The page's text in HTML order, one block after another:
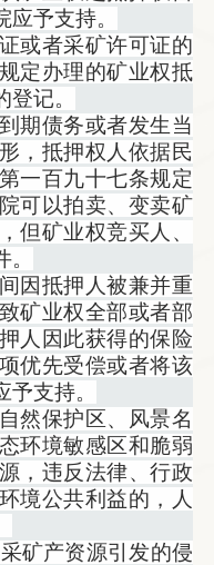
予支持。
者采矿许可证的
定办理的矿业权抵
记。
债务或者发生当
，抵押权人依据民
一百九十七条规定
可以拍卖、变卖矿
但矿业权竞买人、
抵押人被兼并重
矿业权全部或者部
人因此获得的保险
优先受偿或者将该
支持。
保护区、风景名
环境敏感区和脆弱
，违反法律、行政
境公共利益的，人
矿产资源引发的侵